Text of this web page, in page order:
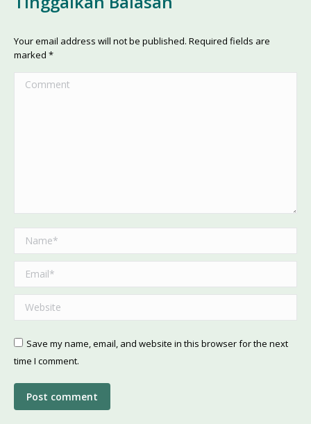
Your email address will not be published. Required fields are
marked *
Comment
Name *
Email *
Website
Save my name, email, and website in this browser for the next
time I comment.
Post comment